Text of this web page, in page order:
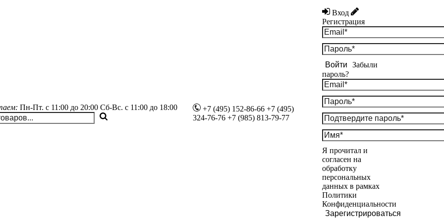
Пн-Пт. с 11:00 до 20:00Сб-Вс. с 11:00 до 18:00 +7 (495) 152-86-66 +7 (495)
324-76-76 +7 (985) 813-79-77
Вход
Регистрация
Войти
Забыли
пароль?
Я прочитал и
согласен на
обработку
персональных
данных в рамках
Политики
Конфиденциальности
Зарегистрироваться